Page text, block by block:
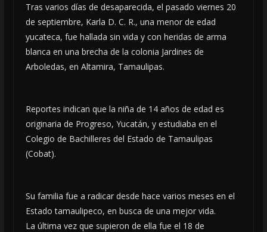
Tras varios días de desaparecida, el pasado viernes 20
de septiembre, Karla D. C. R., una menor de edad
yucateca, fue hallada sin vida y con heridas de arma
blanca en una brecha de la colonia Jardines de
Arboledas, en Altamira, Tamaulipas.
Reportes indican que la niña de 14 años de edad es
originaria de Progreso, Yucatán, y estudiaba en el
Colegio de Bachilleres del Estado de Tamaulipas
(Cobat).
Su familia fue a radicar desde hace varios meses en el
Estado tamaulipeco, en busca de una mejor vida.
La última vez que supieron de ella fue el 18 de